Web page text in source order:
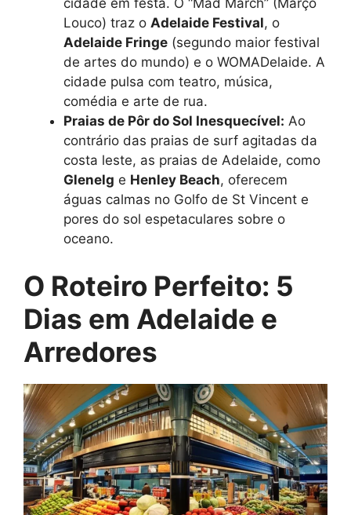
cidade em festa. O “Mad March” (Março
Louco) traz o Adelaide Festival, o
Adelaide Fringe (segundo maior festival
de artes do mundo) e o WOMADelaide. A
cidade pulsa com teatro, música,
comédia e arte de rua.
Praias de Pôr do Sol Inesquecível: Ao
contrário das praias de surf agitadas da
costa leste, as praias de Adelaide, como
Glenelg e Henley Beach, oferecem
águas calmas no Golfo de St Vincent e
pores do sol espetaculares sobre o
oceano.
O Roteiro Perfeito: 5
Dias em Adelaide e
Arredores